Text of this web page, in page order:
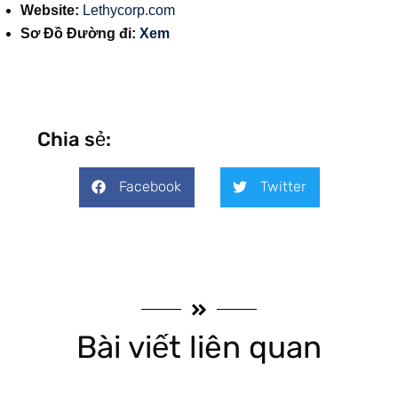
Website: Lethycorp.com
Sơ Đồ Đường đi: Xem
Chia sẻ:
Facebook Twitter
Bài viết liên quan